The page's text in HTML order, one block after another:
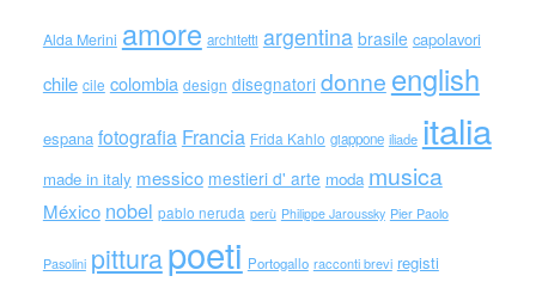
Alda Merini amore architetti argentina brasile capolavori
chile cile colombia design disegnatori donne english
espana fotografia Francia Frida Kahlo giappone iliade italia
made in italy messico mestieri d' arte moda musica
México nobel pablo neruda perù Philippe Jaroussky Pier Paolo
Pasolini pitturapoeti Portogallo racconti brevi registi